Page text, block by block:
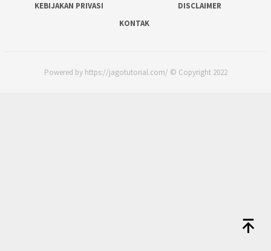
KEBIJAKAN PRIVASI
DISCLAIMER
KONTAK
Powered by https://jagotutorial.com/ © Copyright 2022